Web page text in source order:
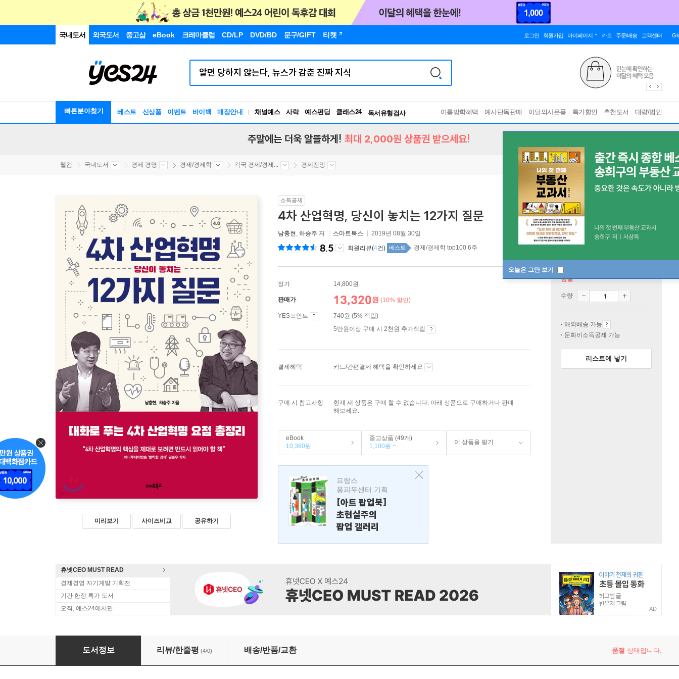
국내도서 외국도서 중고샵 eBook 크레마클럽 CD/LP DVD/BD 문구/GIFT 티켓 로그인 회원가입 마이페이지 카트 주문/배송 고객센터
빠른분야찾기 베스트 신상품 이벤트 바이백 매장안내 채널예스 사락 예스펀딩 클래스24
독서유형검사
RBTI Lab
여름방학혜택 예사단독판매 이달의사은품 특가할인 추천도서 대량/법인
오늘은 그만 보기
주말에는 더욱 알뜰하게! 최대 2,000원 상품권 받으세요!
웰컴 국내도서 경제 경영 경제/경제학 각국 경제/경제... 경제전망
미리보기 사이즈비교 공유하기
소득공제
4차 산업혁명, 당신이 놓치는 12가지 질문
남충현 , 하승주 저 스마트북스 2019년 08월 30일
8.5 회원리뷰(4건) 베스트 경제/경제학 top100 6주
정가 14,800원
판매가 13,320원 (10% 할인)
YES포인트
740원 (5% 적립)
5만원이상 구매 시 2천원 추가적립
결제혜택 카드/간편결제 혜택을 확인하세요
구매 시 참고사항
현재 새 상품은 구매 할 수 없습니다. 아래 상품으로 구매하거나 판매
해보세요.
eBook
10,360원
중고상품 (49개)
1,100원 ~
이 상품을 팔기
프랑스
퐁피두센터 기획
[아트 팝업북]
초현실주의
팝업 갤러리
품절
수량
해외배송 가능
문화비소득공제 가능
리스트에 넣기
휴넷CEO MUST READ
경제경영 자기계발 기획전
기간 한정 특가 도서
오직, 예스24에서만
AD
4차 산업혁명, 당신이 놓치는 12가지 질문
도서정보 리뷰/한줄평 (4/0) 배송/반품/교환 품절 상태입니다.